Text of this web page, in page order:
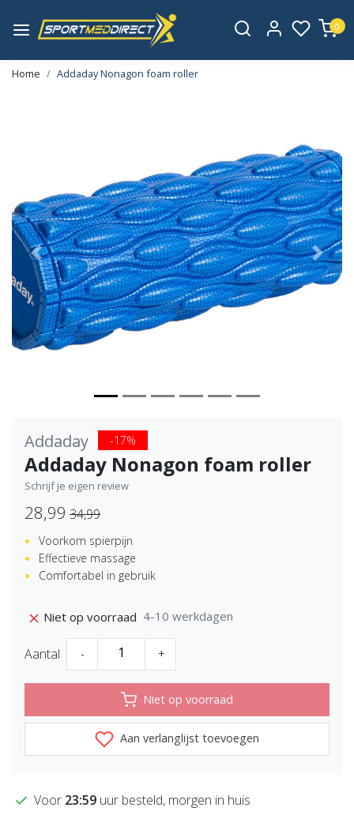
0
Home Addaday Nonagon foam roller
Vorige
Addaday -17%
Addaday Nonagon foam roller
Schrijf je eigen review
28,99 34,99
Voorkom spierpijn
Effectieve massage
Comfortabel in gebruik
Niet op voorraad 4-10 werkdagen
Aantal - +
Niet op voorraad
Aan verlanglijst toevoegen
Voor 23:59 uur besteld, morgen in huis